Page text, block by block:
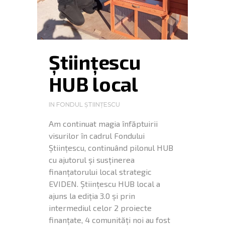
Științescu
HUB local
IN FONDUL ȘTIINȚESCU
Am continuat magia înfăptuirii
visurilor în cadrul Fondului
Științescu, continuând pilonul HUB
cu ajutorul și susținerea
finanțatorului local strategic
EVIDEN. Științescu HUB local a
ajuns la ediția 3.0 și prin
intermediul celor 2 proiecte
finanțate, 4 comunități noi au fost